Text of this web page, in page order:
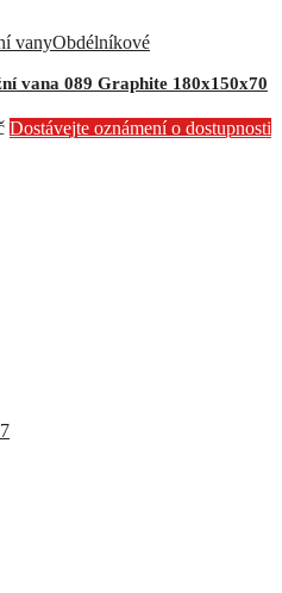
vanyObdélníkové
vana 089 Graphite 180x150x70
Dostávejte oznámení o dostupnosti